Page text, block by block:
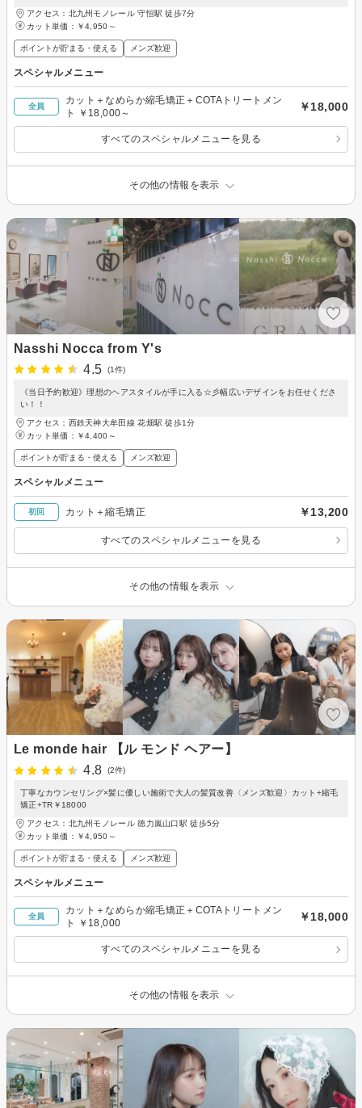
アクセス：北九州モノレール 守恒駅 徒歩7分
カット単価： ￥4,950～
ポイントが貯まる・使える メンズ歓迎
スペシャルメニュー
全員
カット＋なめらか縮毛矯正＋COTAトリートメン
ト ￥18,000～
￥18,000
すべてのスペシャルメニューを見る
その他の情報を表示
Nasshi Nocca from Y's
4.5
(1件)
《当日予約歓迎》理想のヘアスタイルが手に入る☆彡幅広いデザインをお任せくださ
い！！
アクセス：西鉄天神大牟田線 花畑駅 徒歩1分
カット単価： ￥4,400～
ポイントが貯まる・使える メンズ歓迎
スペシャルメニュー
初回 カット＋縮毛矯正 ￥13,200
すべてのスペシャルメニューを見る
その他の情報を表示
Le monde hair 【ル モンド ヘアー】
4.8
(2件)
丁寧なカウンセリング×髪に優しい施術で大人の髪質改善〈メンズ歓迎〉カット+縮毛
矯正+TR￥18000
アクセス：北九州モノレール 徳力嵐山口駅 徒歩5分
カット単価： ￥4,950～
ポイントが貯まる・使える メンズ歓迎
スペシャルメニュー
全員
カット＋なめらか縮毛矯正＋COTAトリートメン
ト ￥18,000
￥18,000
すべてのスペシャルメニューを見る
その他の情報を表示